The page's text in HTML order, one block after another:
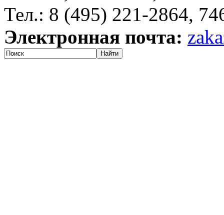
Тел.: 8 (495) 221-2864,
Электронная почта:
Найти